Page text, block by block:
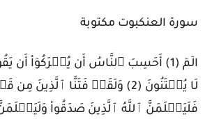
سورة العنكبوت مكتوبة
الٓمٓ (1) أَحَسِبَ ٱلنَّاسُ أَن يُتۡرَكُوٓاْ أَن
لَا يُفۡتَنُونَ (2) وَلَقَدۡ فَتَنَّا